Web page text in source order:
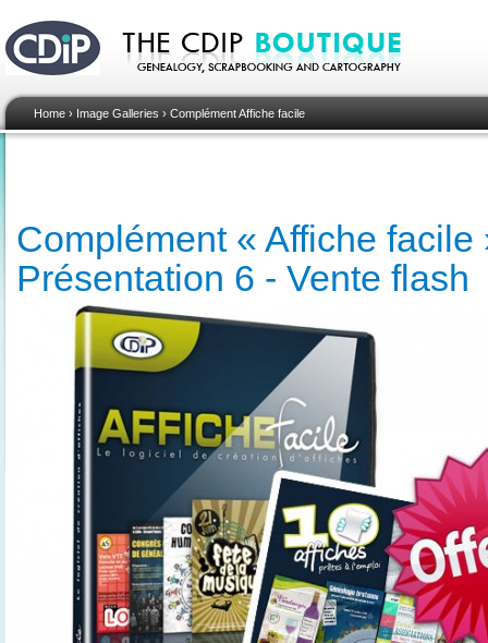
Home › Image Galleries › Complément Affiche facile
Complément « Affiche facile
Présentation 6 - Vente flash